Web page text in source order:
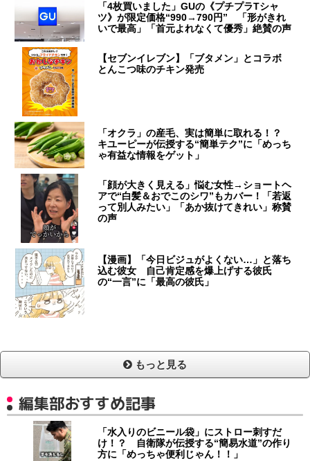
「4枚買いました」GUの《プチプラTシャ
ツ》が限定価格“990→790円” 「形がきれ
いで最高」「首元よれなくて優秀」絶賛の声
【セブンイレブン】「ブタメン」とコラボ
とんこつ味のチキン発売
「オクラ」の産毛、実は簡単に取れる！？
キユーピーが伝授する“簡単テク”に「めっち
ゃ有益な情報をゲット」
「顔が大きく見える」悩む女性→ショートヘ
アで“白髪＆おでこのシワ”もカバー！「若返
って別人みたい」「あか抜けてきれい」称賛
の声
【漫画】「今日ビジュがよくない…」と落ち
込む彼女 自己肯定感を爆上げする彼氏
の“一言”に「最高の彼氏」
もっと見る
編集部おすすめ記事
「水入りのビニール袋」にストロー刺すだ
け！？ 自衛隊が伝授する“簡易水道”の作り
方に「めっちゃ便利じゃん！！」